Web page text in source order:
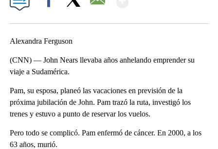
Alexandra Ferguson
(CNN) — John Nears llevaba años anhelando emprender su
viaje a Sudamérica.
Pam, su esposa, planeó las vacaciones en previsión de la
próxima jubilación de John. Pam trazó la ruta, investigó los
trenes y estuvo a punto de reservar los vuelos.
Pero todo se complicó. Pam enfermó de cáncer. En 2000, a los
63 años, murió.